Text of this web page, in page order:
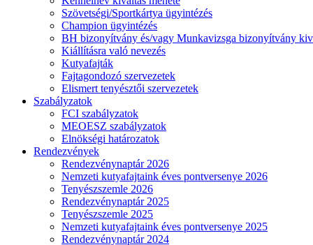
Szövetségi/Sportkártya ügyintézés
Champion ügyintézés
BH bizonyítvány és/vagy Munkavizsga bizonyítvány
Kiállításra való nevezés
Kutyafajták
Fajtagondozó szervezetek
Elismert tenyésztői szervezetek
Szabályzatok
FCI szabályzatok
MEOESZ szabályzatok
Elnökségi határozatok
Rendezvények
Rendezvénynaptár 2026
Nemzeti kutyafajtaink éves pontversenye 2026
Tenyészszemle 2026
Rendezvénynaptár 2025
Tenyészszemle 2025
Nemzeti kutyafajtaink éves pontversenye 2025
Rendezvénynaptár 2024